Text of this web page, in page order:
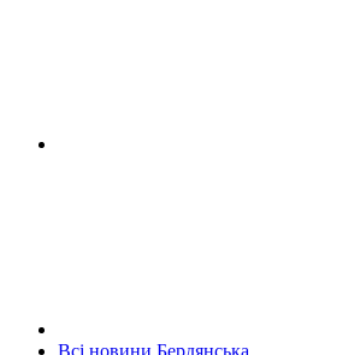
Всі новини Бердянська